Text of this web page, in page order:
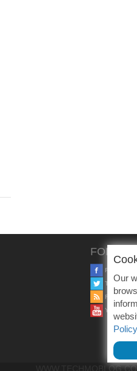
FOLLOW
FACEBOOK
TWITTER
RSS
YOUTUBE
Our